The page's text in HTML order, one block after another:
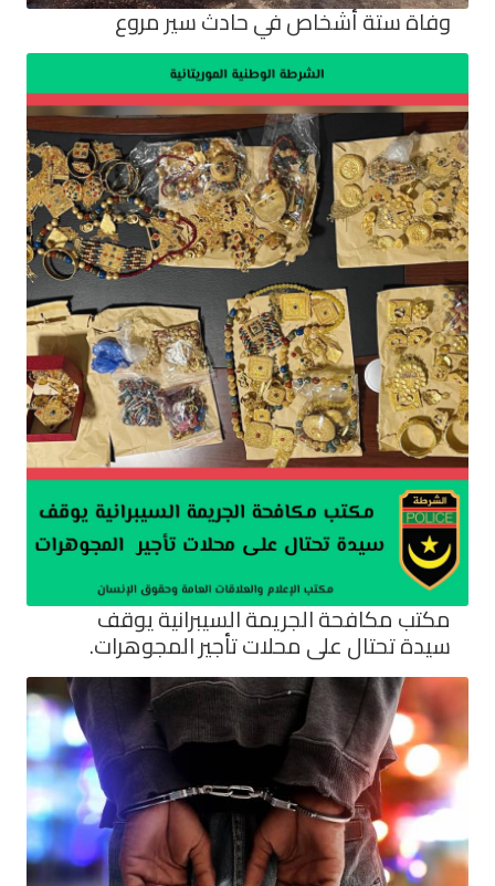
وفاة ستة أشخاص في حادث سير مروع
مكتب مكافحة الجريمة السيبرانية يوقف
سيدة تحتال على محلات تأجير المجوهرات.